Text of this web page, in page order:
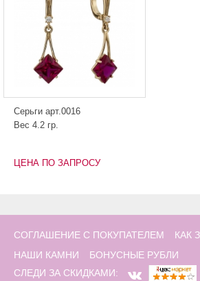
Серьги арт.0016
Вес 4.2 гр.
ЦЕНА ПО ЗАПРОСУ
СОГЛАШЕНИЕ С ПОКУПАТЕЛЕМ
КАК
НАШИ КАМНИ
БОНУСНЫЕ РУБЛИ
СЛЕДИ ЗА СКИДКАМИ: